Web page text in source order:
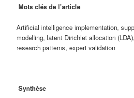
Mots clés de l’article
Artificial intelligence implementation,
modelling, latent Dirichlet allocation
research patterns, expert validation
Synthèse